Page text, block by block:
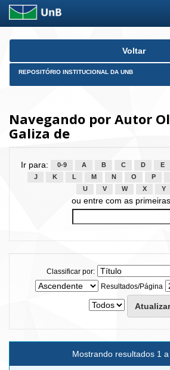
Skip
Voltar
REPOSITÓRIO INSTITUCIONAL DA UNB
Navegando por Autor
Galiza de
Ir para: 0-9 A B C D E
J
K L M N O P
U
V W X Y
ou entre com as
Classificar por:
Resultados/Página
Mostrando resultados 1 a